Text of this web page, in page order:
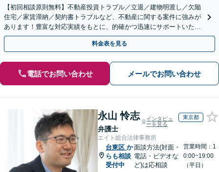
【初回相談原則無料】不動産投資トラブル／立退／建物明渡し／欠陥
住宅／家賃滞納／契約書トラブルなど、不動産に関する案件に強みが
あります！豊富な対応実績をもとに、的確かつ迅速にサポートいたし
ます。【即日面談可】
料金表を見る
電話でお問い合わせ メールでお問い合わせ
永山 怜志
弁護士
インタビュ
ーを見る
東京都
エイト総合法律事務所
台東区 か
らも相談
受付中
面談方法(対面・
電話・ビデオな
ど)は応相談
営業時間：1
0:00~19:00
（平日）